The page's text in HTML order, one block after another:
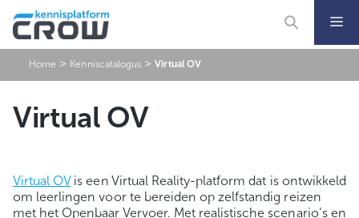
naar
de
Home > Kenniscatalogus >Virtual OV
Virtual OV
Virtual OVis een Virtual Reality-platform dat is ontwikkeld
om leerlingen voor te bereiden op zelfstandig reizen
met het Openbaar Vervoer. Met realistische scenario’s en